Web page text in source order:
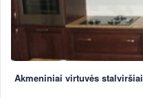
Akmeniniai virtuvės stalviršiai